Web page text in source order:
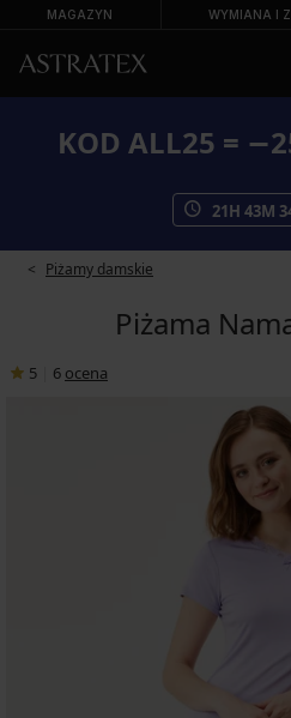
MAGAZYN WYMIANA I
KOD ALL25 =
21H 43M
Piżamy damskie
Piżama
5 6 ocena